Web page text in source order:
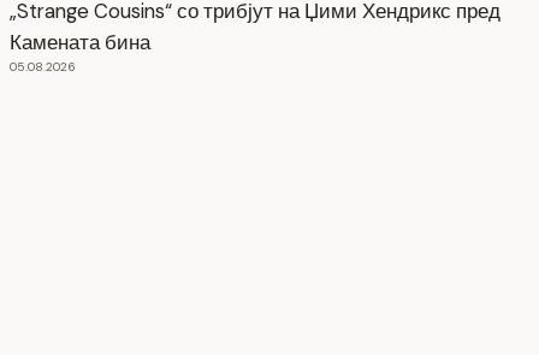
„Strange Cousins“ со трибјут на Џими Хендрикс пред
Камената бина
05.08.2026